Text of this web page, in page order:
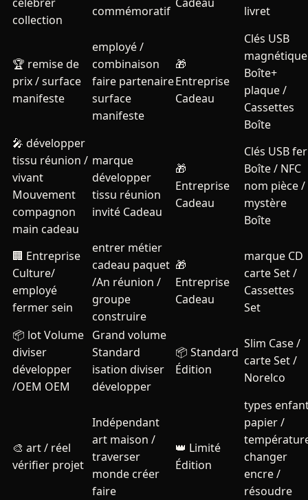
collection
commémoratif
livret
🏆 remise de
prix / surface
manifeste
employé /
combinaison
faire partenaire
surface
manifeste
🎁
Entreprise
Cadeau
Clés USB
magnétique
Boîte+
plaque /
Cassettes
Boîte
🎤 développer
tissu réunion /
vivant
Mouvement
compagnon
main cadeau
marque
développer
tissu réunion
invité Cadeau
🎁
Entreprise
Cadeau
Clés USB fer
Boîte / NFC
nom pièce /
mystère
Boîte
🏢 Entreprise
Culture/
employé
fermer sein
entrer métier
cadeau paquet
/An réunion /
groupe
construire
🎁
Entreprise
Cadeau
marque CD
carte Set /
Cassettes
Set
📦 lot Volume
diviser
développer
/OEM OEM
Grand volume
Standard
isation diviser
développer
📦 Standard
Édition
Slim Case /
carte Set /
Norelco
🎨 art / réel
vérifier projet
Indépendant
art maison /
traverser
monde créer
faire
👑 Limité
Édition
types
papier /
changer
encre /
résoudre